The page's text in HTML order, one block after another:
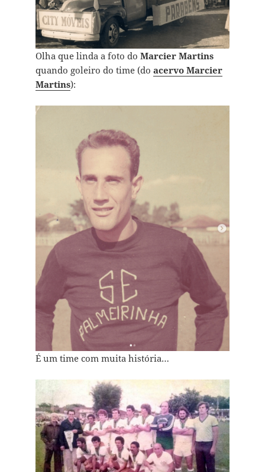
Olha que linda a foto do Marcier Martins
quando goleiro do time (do acervo Marcier
Martins):
É um time com muita história…